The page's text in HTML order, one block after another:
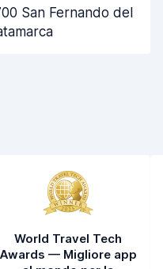
San Fernando del
World Travel Tech
Awards — Migliore app